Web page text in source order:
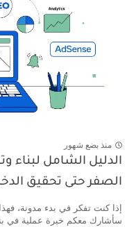
منذ بضع شهور
الدليل الشامل
الصفر حتى تحقيق
إذا كنت تفكر في بدء مدونة،
سأشارك معكم خبرة عملية في